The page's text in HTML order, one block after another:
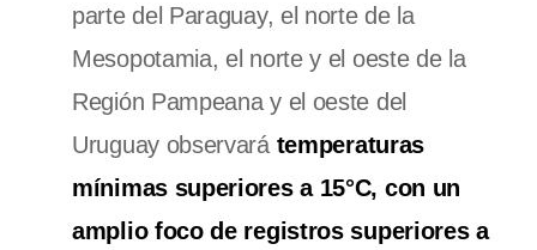
parte del Paraguay, el norte de la
Mesopotamia, el norte y el oeste de la
Región Pampeana y el oeste del
Uruguay observará temperaturas
mínimas superiores a 15°C, con un
amplio foco de registros superiores a